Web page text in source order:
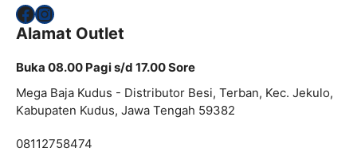
Facebook
Instagram
Alamat Outlet
Buka 08.00 Pagi s/d 17.00 Sore
Mega Baja Kudus - Distributor Besi, Terban, Kec. Jekulo,
Kabupaten Kudus, Jawa Tengah 59382
08112758474